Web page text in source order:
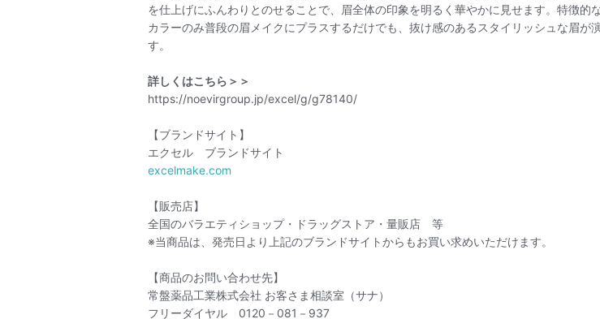
を仕上げにふんわりとのせることで、眉全体の印象を明るく華やかに見せます。特徴的
カラーのみ普段の眉メイクにプラスするだけでも、抜け感のあるスタイリッシュな眉が
す。
詳しくはこちら＞＞
https://noevirgroup.jp/excel/g/g78140/
【ブランドサイト】
エクセル ブランドサイト
excelmake.com
【販売店】
全国のバラエティショップ・ドラッグストア・量販店 等
※当商品は、発売日より上記のブランドサイトからもお買い求めいただけます。
【商品のお問い合わせ先】
常盤薬品工業株式会社 お客さま相談室（サナ）
フリーダイヤル 0120－081－937